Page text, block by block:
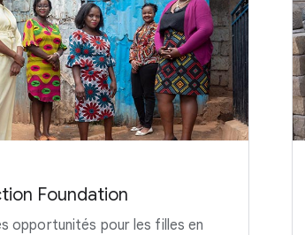
Foundation
opportunités pour les filles en